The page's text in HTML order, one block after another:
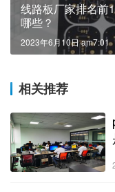
线路板厂家排名前
哪些？
2023年6月10日 am7:01
相关推荐